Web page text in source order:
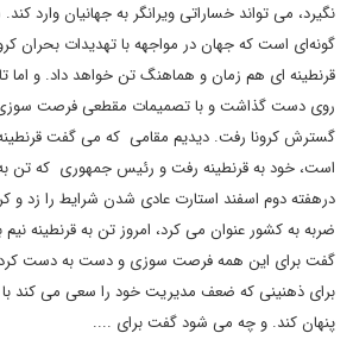
نگیرد، می تواند خساراتی ویرانگر به جهانیان وارد
گونه‌ای است که جهان در مواجهه با تهدیدات بحران
قرنطینه ای هم زمان و هماهنگ تن خواهد داد. و
روی دست گذاشت و با تصمیمات مقطعی فرصت
گسترش کرونا رفت. دیدیم مقامی که می گفت
است، خود به قرنطینه رفت و رئیس جمهوری که تن
درهفته دوم اسفند استارت عادی شدن شرایط را زد و
ضربه به کشور عنوان می کرد، امروز تن به قرنطینه
گفت برای این همه فرصت سوزی و دست به دست
برای ذهنینی که ضعف مدیریت خود را سعی می کند
پنهان کند. و چه می شود گفت برای ....